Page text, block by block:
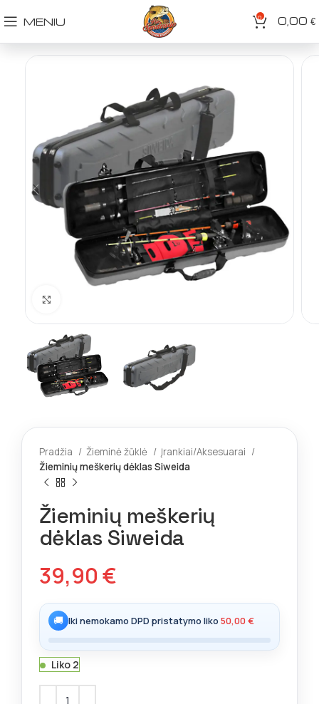
MENIU 0 0,00 €
Pradžia Žieminė žūklė
Įrankiai/Aksesuarai
Žieminių meškerių dėklas Siweida
Žieminių meškerių
dėklas Siweida
39,90€
🚚 Iki nemokamo DPD pristatymo liko 50,00€
Liko 2